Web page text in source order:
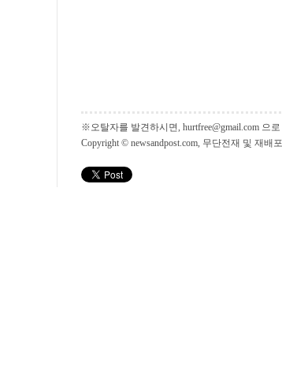
※오탈자를 발견하시면, hurtfree@gmail.com 으
Copyright © newsandpost.com, 무단전재 및 재배